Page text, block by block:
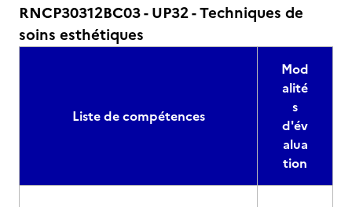
RNCP30312BC03 - UP32 - Techniques de
soins esthétiques
Liste de compétences
Mod
alité
s
d'év
alua
tion